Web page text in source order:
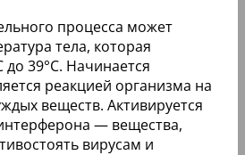
процесса может
тела, которая
до 39°C. Начинается
реакцией организма на
веществ. Активируется
— вещества,
вирусам и